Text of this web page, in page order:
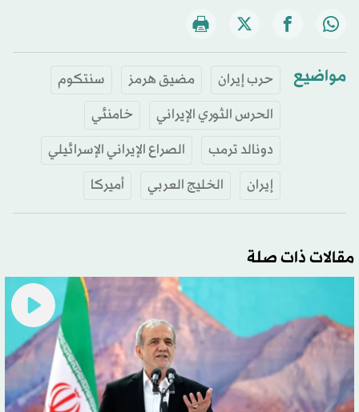
مواضيع حرب إيران مضيق هرمز
سنتكوم
الحرس الثوري الإيراني
خامنئي
دونالد ترمب
الصراع الإيراني الإسرائيلي
إيران
الخليج العربي أميركا
مقالات ذات صلة